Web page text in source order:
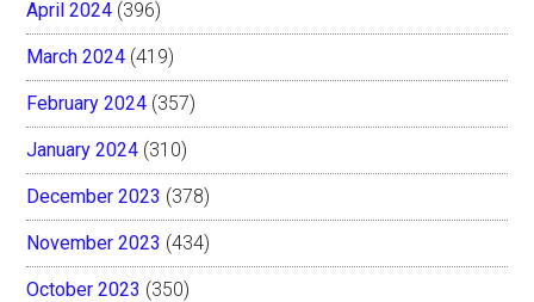
April 2024 (396)
March 2024 (419)
February 2024 (357)
January 2024 (310)
December 2023 (378)
November 2023 (434)
October 2023 (350)